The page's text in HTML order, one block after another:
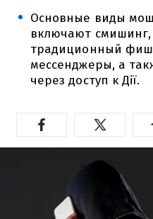
Основные виды
включают
традиционный
мессенджеры, а
через доступ к Дії.